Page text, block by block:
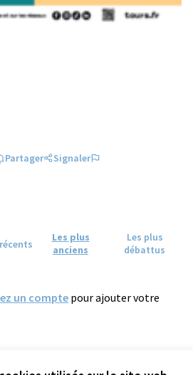
Partager Signaler
Les plus
anciens
Les plus
débattus
un compte pour ajouter votre
: tours-MEET-2026-05-782
voir les autres versions